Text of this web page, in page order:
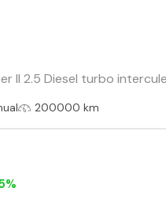
ll 2.5 Diesel turbo
200000 km